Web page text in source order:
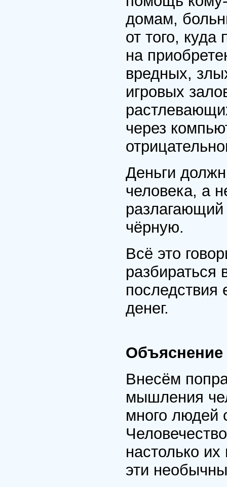
домам,
от того,
на
вредных,
игровых
через
Деньги
человека, а
чёрную.
Всё это
разбираться
последствия
денег.
Внесём
мышления
много людей
настолько
эти